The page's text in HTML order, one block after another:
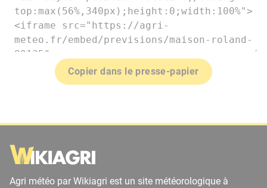
Copier dans le presse-papier
Agri météo par Wikiagri est un site météorologique à